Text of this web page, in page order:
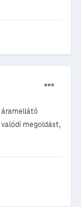
áramellátó
megoldást,